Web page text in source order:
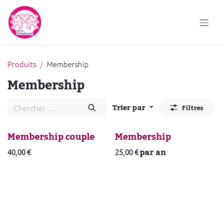
Se rendre au contenu
Produits Membership
Membership
Trier par Filtres
Membership couple
40,00€
Membership
25,00€par an